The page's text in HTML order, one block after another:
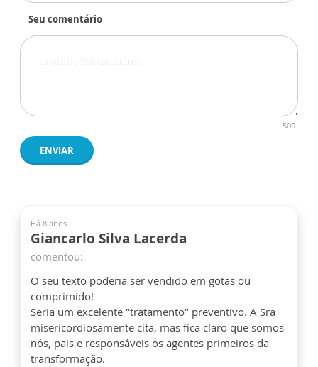
Seu comentário
500
ENVIAR
Há 8 anos
Giancarlo Silva Lacerda
comentou:
O seu texto poderia ser vendido em gotas ou
comprimido!
Seria um excelente "tratamento" preventivo. A Sra
misericordiosamente cita, mas fica claro que somos
nós, pais e responsáveis os agentes primeiros da
transformação.